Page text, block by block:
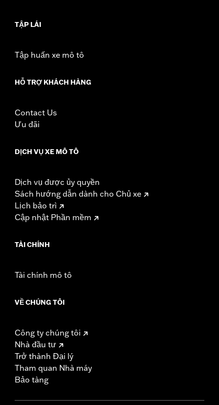
TẬP LÁI
Tập huấn xe mô tô
HỖ TRỢ KHÁCH HÀNG
Contact Us
Ưu đãi
DỊCH VỤ XE MÔ TÔ
Dịch vụ được ủy quyền
Sách hướng dẫn dành cho Chủ xe
Lịch bảo trì
Cập nhật Phần mềm
TÀI CHÍNH
Tài chính mô tô
VỀ CHÚNG TÔI
Công ty chúng tôi
Nhà đầu tư
Trở thành Đại lý
Tham quan Nhà máy
Bảo tàng